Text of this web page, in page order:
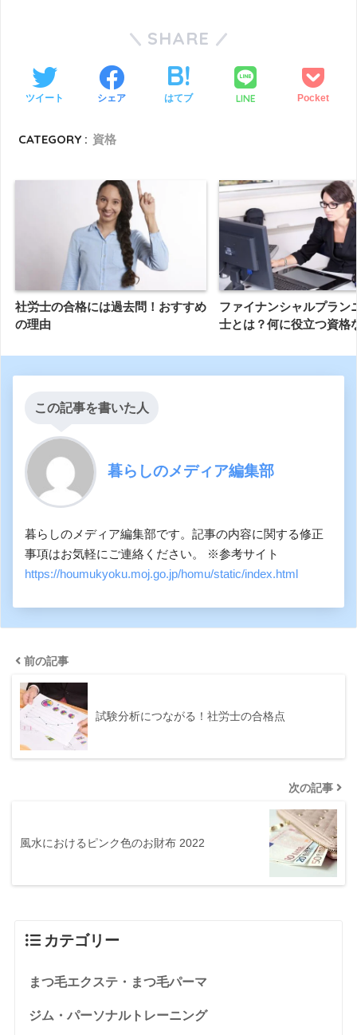
SHARE
ツイート シェア はてブ LINE Pocket
CATEGORY : 資格
社労士の合格には過去問！おすすめ
の理由
ファイナンシャルプラン
士とは？何に役立つ資格
この記事を書いた人
暮らしのメディア編集部
暮らしのメディア編集部です。記事の内容に関する修正
事項はお気軽にご連絡ください。 ※参考サイト
https://houmukyoku.moj.go.jp/homu/static/index.html
前の記事
試験分析につながる！社労士の合格点
次の記事
風水におけるピンク色のお財布 2022
カテゴリー
まつ毛エクステ・まつ毛パーマ
ジム・パーソナルトレーニング